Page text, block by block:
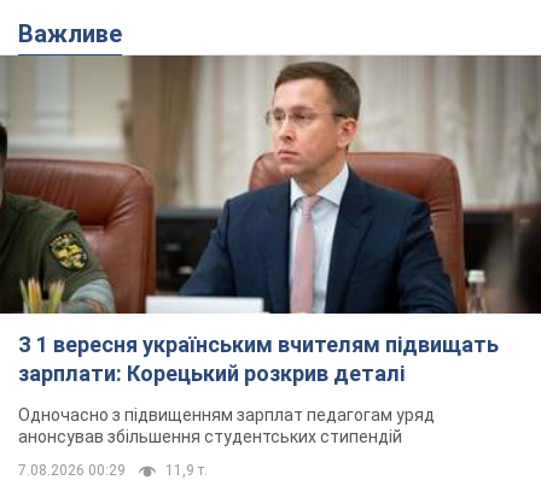
Важливе
З 1 вересня українським вчителям підвищать
зарплати: Корецький розкрив деталі
Одночасно з підвищенням зарплат педагогам уряд
анонсував збільшення студентських стипендій
7.08.2026 00:29 11,9 т.